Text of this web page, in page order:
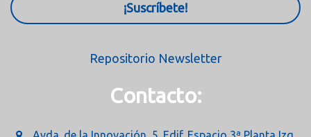
¡Suscríbete!
Repositorio Newsletter
Contacto: